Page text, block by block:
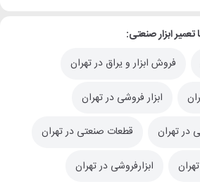
ابزار صنعتی:
فروش ابزار و یراق در تهران
ابزار فروشی در تهران
در تهران قطعات صنعتی در تهران
ابزارفروشی در تهران